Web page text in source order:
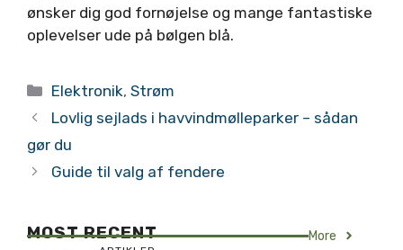
ønsker dig god fornøjelse og mange fantastiske
oplevelser ude på bølgen blå.
Kategorier
Elektronik,Strøm
Lovlig sejlads i havvindmølleparker – sådan
gør du
Guide til valg af fendere
MOST RECENT More